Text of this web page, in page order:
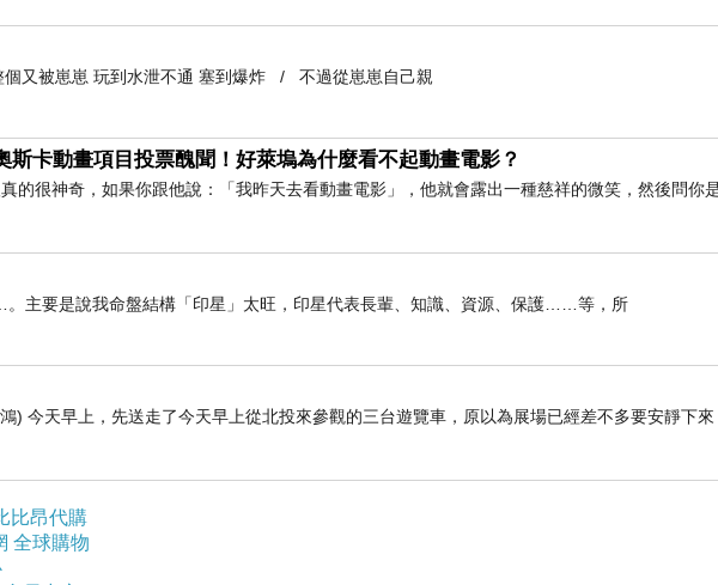
個又被崽崽 玩到水泄不通 塞到爆炸 / 不過從崽崽自己親
斯卡動畫項目投票醜聞！好萊塢為什麼看不起動畫電影？
的很神奇，如果你跟他說：「我昨天去看動畫電影」，他就會露出一種慈祥的微笑，然後問你
主要是說我命盤結構「印星」太旺，印星代表長輩、知識、資源、保護……等，所
) 今天早上，先送走了今天早上從北投來參觀的三台遊覽車，原以為展場已經差不多要安靜下來
比昂代購
全球購物